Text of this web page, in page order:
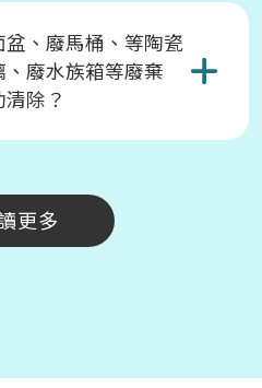
、廢馬桶、等陶瓷
廢水族箱等廢棄
除？
更多